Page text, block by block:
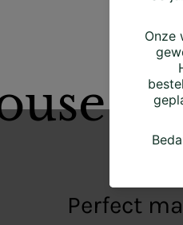
...
Perfect